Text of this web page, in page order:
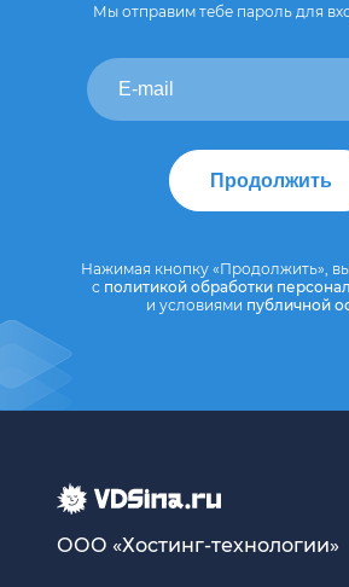
Мы отправим тебе пароль для
Продолжить
Нажимая кнопку «Продолжить»,
с политикой обработки
и условиями публичной
ООО «Хостинг-технологии»